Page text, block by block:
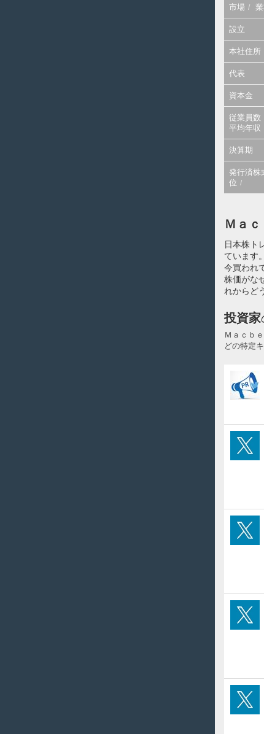
市場
設立
本社住所
代表
資本金
従業員数
平均年収
決算期
発行済株
位
Ｍａ
日本株ト
ています。
今買われ
株価がな
れからど
投資家
Ｍａｃｂ
どの特定